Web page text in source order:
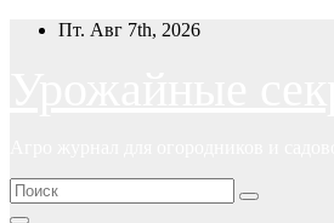
ПерейтиПт. Авг 7th, 2026